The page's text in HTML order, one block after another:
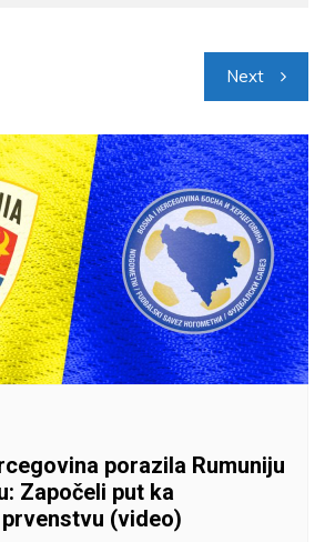
Next
porazila Rumuniju
Započeli put ka
(video)